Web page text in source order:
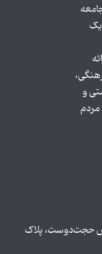
و
حجت‌دوست، پلاک